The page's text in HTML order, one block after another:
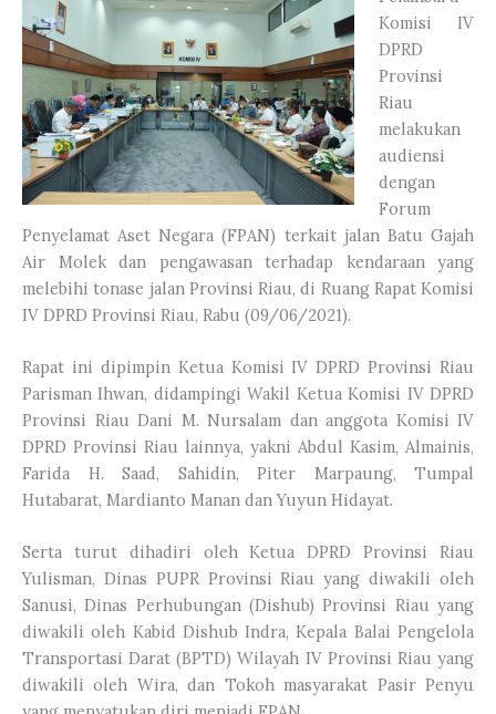
Komisi IV
DPRD
Provinsi
Riau
melakukan
audiensi
dengan
Forum
Penyelamat Aset Negara (FPAN) terkait jalan Batu Gajah
Air Molek dan pengawasan terhadap kendaraan yang
melebihi tonase jalan Provinsi Riau, di Ruang Rapat Komisi
IV DPRD Provinsi Riau, Rabu (09/06/2021).
Rapat ini dipimpin Ketua Komisi IV DPRD Provinsi Riau
Parisman Ihwan, didampingi Wakil Ketua Komisi IV DPRD
Provinsi Riau Dani M. Nursalam dan anggota Komisi IV
DPRD Provinsi Riau lainnya, yakni Abdul Kasim, Almainis,
Farida H. Saad, Sahidin, Piter Marpaung, Tumpal
Hutabarat, Mardianto Manan dan Yuyun Hidayat.
Serta turut dihadiri oleh Ketua DPRD Provinsi Riau
Yulisman, Dinas PUPR Provinsi Riau yang diwakili oleh
Sanusi, Dinas Perhubungan (Dishub) Provinsi Riau yang
diwakili oleh Kabid Dishub Indra, Kepala Balai Pengelola
Transportasi Darat (BPTD) Wilayah IV Provinsi Riau yang
diwakili oleh Wira, dan Tokoh masyarakat Pasir Penyu